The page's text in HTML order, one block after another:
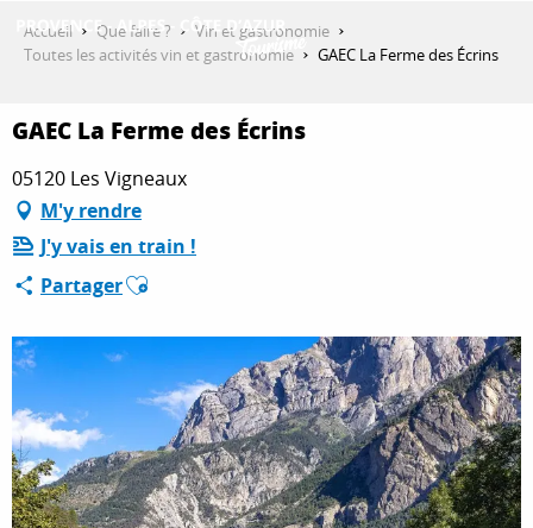
QUE FAIRE ?
SÉJOURNER
ESPACE PRO
Accueil Que faire ?
Vin et gastronomie
Toutes les activités vin et gastronomie
GAEC La Ferme des Écrins
GAEC La Ferme des Écrins
05120 Les Vigneaux
M'y rendre
J'y vais en train !
PartagerAjouter aux favoris